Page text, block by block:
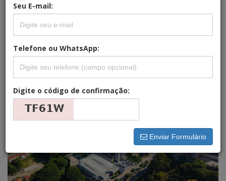
APARTAMENTO | RESIDENCIAL PÁTIO
SÃO PAULO
Seu E-mail:
Telefone ou WhatsApp:
Digite o código de confirmação:
Enviar Formulário